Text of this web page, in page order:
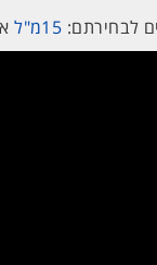
לבחירתם: 15מ"ל